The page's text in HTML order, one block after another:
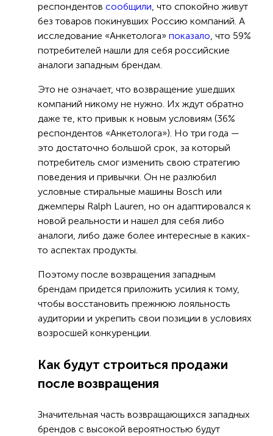
респондентов сообщили, что спокойно живут
без товаров покинувших Россию компаний. А
исследование «Анкетолога» показало, что 59%
потребителей нашли для себя российские
аналоги западным брендам.
Это не означает, что возвращение ушедших
компаний никому не нужно. Их ждут обратно
даже те, кто привык к новым условиям (36%
респондентов «Анкетолога»). Но три года —
это достаточно большой срок, за который
потребитель смог изменить свою стратегию
поведения и привычки. Он не разлюбил
условные стиральные машины Bosch или
джемперы Ralph Lauren, но он адаптировался к
новой реальности и нашел для себя либо
аналоги, либо даже более интересные в каких-
то аспектах продукты.
Поэтому после возвращения западным
брендам придется приложить усилия к тому,
чтобы восстановить прежнюю лояльность
аудитории и укрепить свои позиции в условиях
возросшей конкуренции.
Как будут строиться продажи
после возвращения
Значительная часть возвращающихся западных
брендов с высокой вероятностью будут